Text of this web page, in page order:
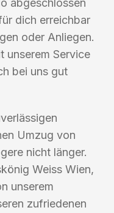
abgeschlossen
dich erreichbar
oder Anliegen.
unserem Service
bei uns gut
Umzug von
nicht länger.
Weiss Wien,
unserem
zufriedenen